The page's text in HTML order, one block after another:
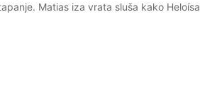
Matias iza vrata sluša kako Heloísa